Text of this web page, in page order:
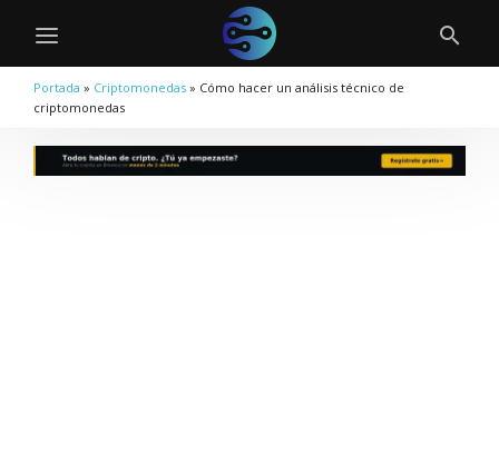
Portada » Criptomonedas » Cómo hacer un análisis técnico de
criptomonedas